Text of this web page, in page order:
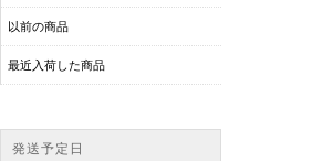
以前の商品
最近入荷した商品
発送予定日